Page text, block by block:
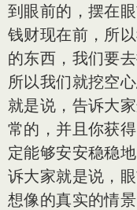
到眼前的，摆在
钱财现在前，所
的东西，我们要
所以我们就挖空
就是说，告诉大
常的，并且你获
定能够安安稳稳
诉大家就是说，
想像的真实的情